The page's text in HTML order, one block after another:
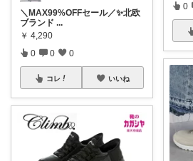
＼MAX99%OFFセール／✨北欧
ブランド ...
￥ 4,290
0 0 0
コレ いいね
0